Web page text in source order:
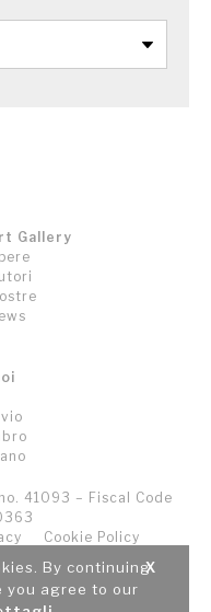
By continuing
you agree to our
X
Gallery
41093 – Fiscal Code
Cookie Policy